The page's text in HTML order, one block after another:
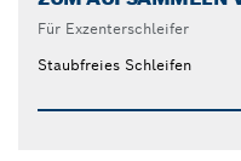
Für Exzenterschleifer
Staubfreies Schleifen